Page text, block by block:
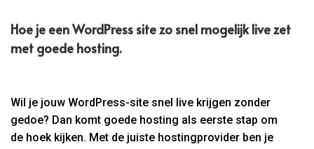
Hoe je een WordPress site zo snel mogelijk live zet
met goede hosting.​
Wil je jouw WordPress-site snel live krijgen zonder
gedoe? Dan komt goede hosting als eerste stap om
de hoek kijken. Met de juiste hostingprovider ben je